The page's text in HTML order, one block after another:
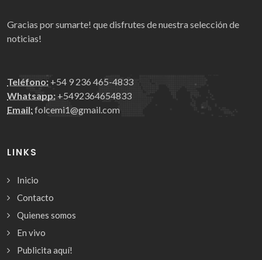
Gracias por sumarte! que disfrutes de nuestra selección de
noticias!
Teléfono: +54 9 236 465-4833
Whatsapp: +5492364654833
Email:folcemi1@gmail.com
LINKS
Inicio
Contacto
Quienes somos
En vivo
Publicita aquí!